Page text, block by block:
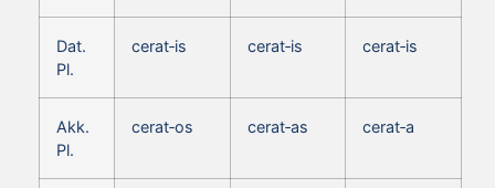
Dat.
Pl.
cerat‑is cerat‑is cerat‑is
Akk.
Pl.
cerat‑os cerat‑as cerat‑a